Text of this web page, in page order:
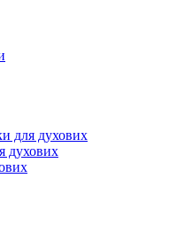
для духових
духових